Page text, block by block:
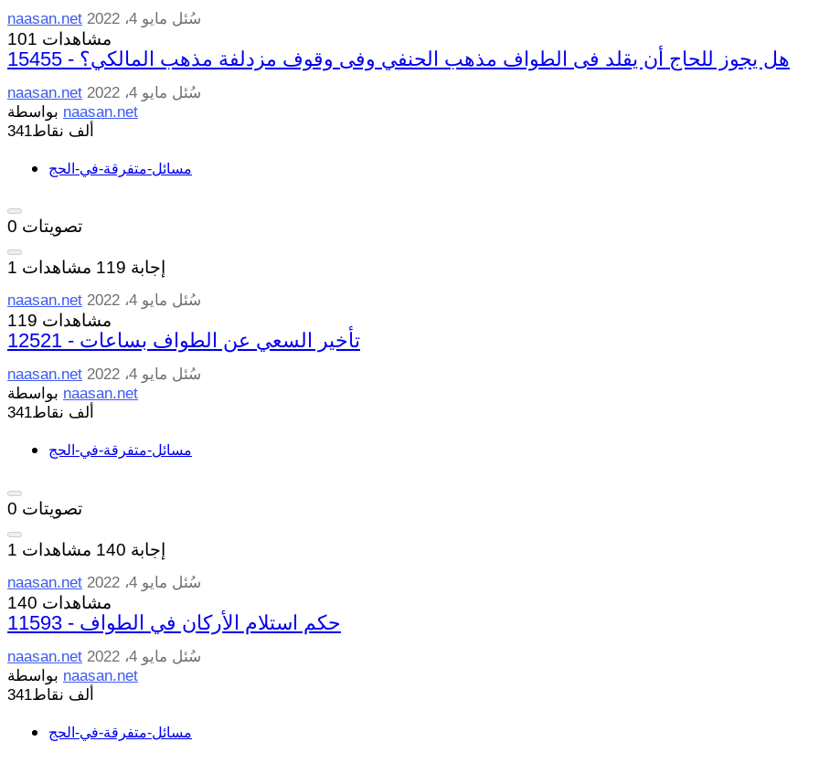
naasan.net سُئل مايو 4، 2022
101 مشاهدات
15455 - هل يجوز للحاج أن يقلد فى الطواف مذهب الحنفي وفى وقوف مزدلفة مذهب المالكي؟
naasan.net سُئل مايو 4، 2022
naasan.net
341ألف نقاط
مسائل-متفرقة-في-الحج
0 تصويتات
1 إجابة 119 مشاهدات
naasan.net سُئل مايو 4، 2022
119 مشاهدات
12521 - تأخير السعي عن الطواف بساعات
naasan.net سُئل مايو 4، 2022
naasan.net
341ألف نقاط
مسائل-متفرقة-في-الحج
0 تصويتات
1 إجابة 140 مشاهدات
naasan.net سُئل مايو 4، 2022
140 مشاهدات
11593 - حكم استلام الأركان في الطواف
naasan.net سُئل مايو 4، 2022
naasan.net
341ألف نقاط
مسائل-متفرقة-في-الحج